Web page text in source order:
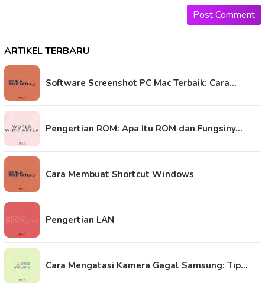
ARTIKEL TERBARU
Software Screenshot PC Mac Terbaik: Cara…
Pengertian ROM: Apa Itu ROM dan Fungsiny…
Cara Membuat Shortcut Windows
Pengertian LAN
Cara Mengatasi Kamera Gagal Samsung: Tip…